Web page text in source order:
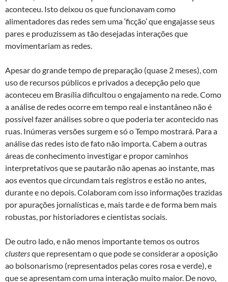
aconteceu. Isto deixou os que funcionavam como
alimentadores das redes sem uma ‘ficção’ que engajasse seus
pares e produzissem as tão desejadas interações que
movimentariam as redes.
Apesar do grande tempo de preparação (quase 2 meses), com
uso de recursos públicos e privados a decepção pelo que
aconteceu em Brasília dificultou o engajamento na rede. Como
a análise de redes ocorre em tempo real e instantâneo não é
possível fazer análises sobre o que poderia ter acontecido nas
ruas. Inúmeras versões surgem e só o Tempo mostrará. Para a
análise das redes isto de fato não importa. Cabem a outras
áreas de conhecimento investigar e propor caminhos
interpretativos que se pautarão não apenas ao instante, mas
aos eventos que circundam tais registros e estão no antes,
durante e no depois. Colaboram com isso informações trazidas
por apurações jornalísticas e, mais tarde e de forma bem mais
robustas, por historiadores e cientistas sociais.
De outro lado, e não menos importante temos os outros
clustersque representam o que pode se considerar a oposição
ao bolsonarismo (representados pelas cores rosa e verde), e
que se apresentam com uma interação muito maior. De novo,